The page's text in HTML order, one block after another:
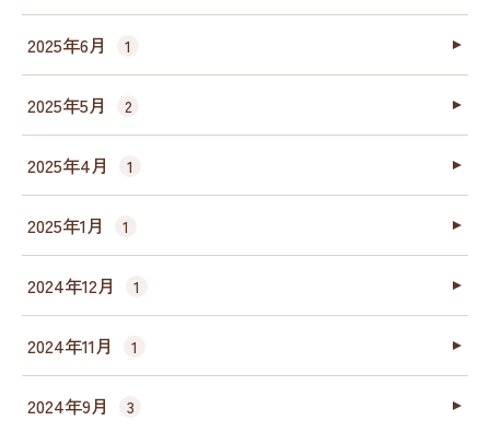
2025年6月 1
2025年5月 2
2025年4月 1
2025年1月 1
2024年12月 1
2024年11月 1
2024年9月 3